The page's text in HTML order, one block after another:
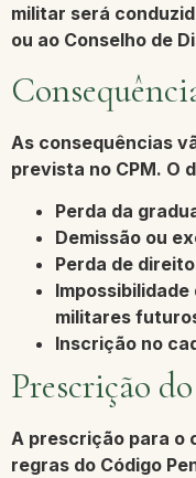
militar será
ou ao Conselho de
As consequências
prevista no CPM. O
Perda da
Demissão ou
Perda de
militares
Inscrição no
Prescrição
A prescrição para o
regras do Código